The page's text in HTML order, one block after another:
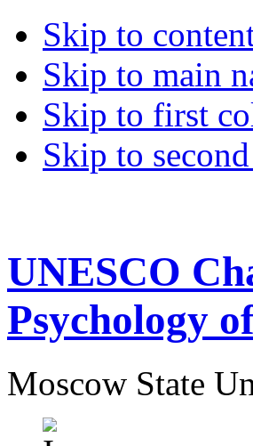
Skip to
Skip to main
Skip to first
Skip to
UNESCO
Psychology
Moscow State